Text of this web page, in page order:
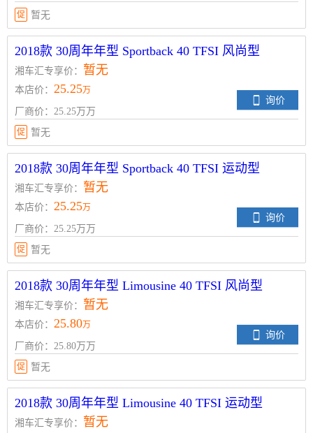
促 暂无
2018款 30周年年型 Sportback 40 TFSI 风尚型
湘车汇专享价： 暂无
本店价： 25.25万
厂商价：25.25万万
询价
促 暂无
2018款 30周年年型 Sportback 40 TFSI 运动型
湘车汇专享价： 暂无
本店价： 25.25万
厂商价：25.25万万
询价
促 暂无
2018款 30周年年型 Limousine 40 TFSI 风尚型
湘车汇专享价： 暂无
本店价： 25.80万
厂商价：25.80万万
询价
促 暂无
2018款 30周年年型 Limousine 40 TFSI 运动型
湘车汇专享价： 暂无